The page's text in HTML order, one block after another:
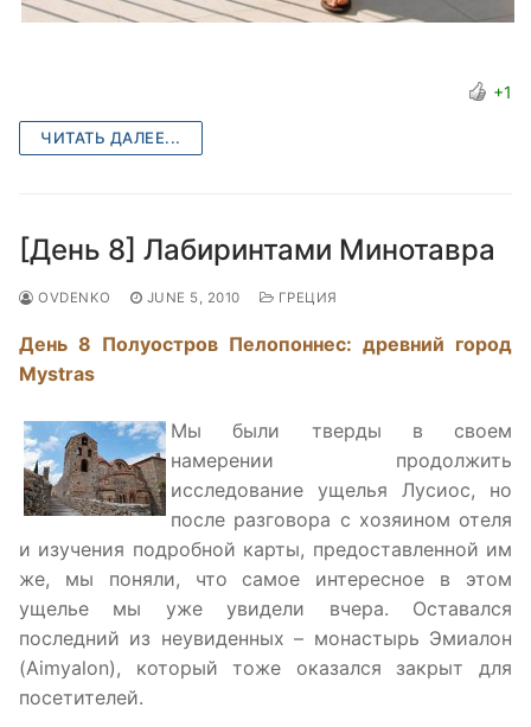
+1
ЧИТАТЬ ДАЛЕЕ...
[День 8] Лабиринтами Минотавра
OVDENKO JUNE 5, 2010 ГРЕЦИЯ
День 8 Полуостров Пелопоннес: древний город
Mystras
Мы были тверды в своем
намерении продолжить
исследование ущелья Лусиос, но
после разговора с хозяином отеля
и изучения подробной карты, предоставленной им
же, мы поняли, что самое интересное в этом
ущелье мы уже увидели вчера. Оставался
последний из неувиденных – монастырь Эмиалoн
(Aimyalon), который тоже оказался закрыт для
посетителей.